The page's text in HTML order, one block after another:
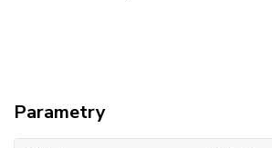
Parametry